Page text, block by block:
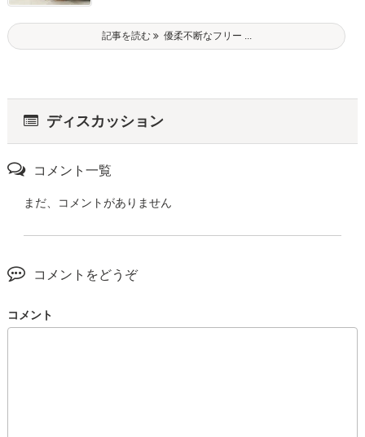
記事を読む 優柔不断なフリー ...
ディスカッション
コメント一覧
まだ、コメントがありません
コメントをどうぞ
コメント